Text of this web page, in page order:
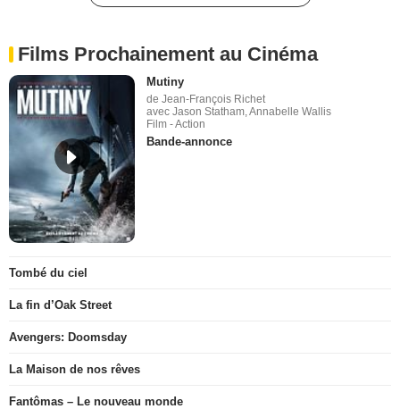
Films Prochainement au Cinéma
Mutiny
de Jean-François Richet
avec Jason Statham, Annabelle Wallis
Film - Action
Bande-annonce
Tombé du ciel
La fin d’Oak Street
Avengers: Doomsday
La Maison de nos rêves
Fantômas – Le nouveau monde